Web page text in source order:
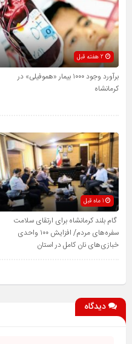
2 هفته قبل
برآورد وجود ۱۰۰۰ بیمار «هموفیلی» در
کرمانشاه
1 ماه قبل
گام بلند کرمانشاه برای ارتقای سلامت
سفره‌های مردم/ افزایش ۱۰۰ واحدی
خبازی‌های نان کامل در استان
دیدگاه